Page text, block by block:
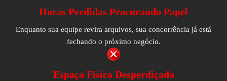
Horas Perdidas Procurando Papel
Enquanto sua equipe revira arquivos, sua concorrência já está
fechando o próximo negócio.
Espaço Físico Desperdiçado